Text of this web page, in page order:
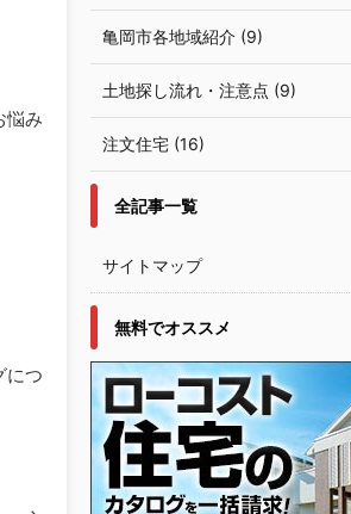
悩み
につ
亀岡市各地域紹介 (9)
土地探し流れ・注意点 (9)
注文住宅 (16)
全記事一覧
サイトマップ
無料でオススメ